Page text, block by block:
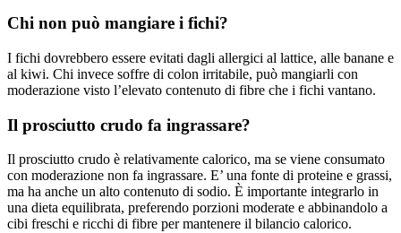
Chi non può mangiare i fichi?
I fichi dovrebbero essere evitati dagli allergici al lattice, alle banane e
al kiwi. Chi invece soffre di colon irritabile, può mangiarli con
moderazione visto l’elevato contenuto di fibre che i fichi vantano.
Il prosciutto crudo fa ingrassare?
Il prosciutto crudo è relativamente calorico, ma se viene consumato
con moderazione non fa ingrassare. E’ una fonte di proteine e grassi,
ma ha anche un alto contenuto di sodio. È importante integrarlo in
una dieta equilibrata, preferendo porzioni moderate e abbinandolo a
cibi freschi e ricchi di fibre per mantenere il bilancio calorico.